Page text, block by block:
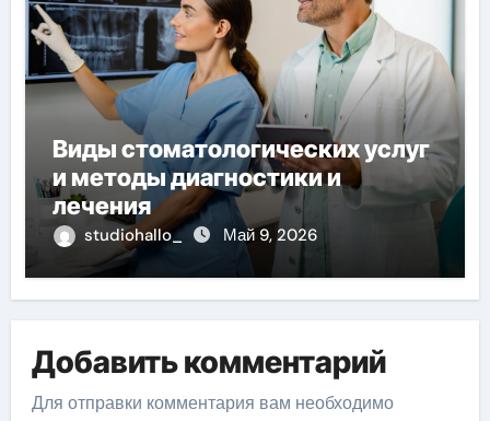
Виды стоматологических услуг
и методы диагностики и
лечения
studiohallo_ Май 9, 2026
Добавить комментарий
Для отправки комментария вам необходимо